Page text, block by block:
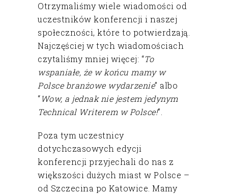
Otrzymaliśmy wiele wiadomości od
uczestników konferencji i naszej
społeczności, które to potwierdzają.
Najczęściej w tych wiadomościach
czytaliśmy mniej więcej: “To
wspaniałe, że w końcu mamy w
Polsce branżowe wydarzenie” albo
“Wow, a jednak nie jestem jedynym
Technical Writerem w Polsce!”.
Poza tym uczestnicy
dotychczasowych edycji
konferencji przyjechali do nas z
większości dużych miast w Polsce –
od Szczecina po Katowice. Mamy